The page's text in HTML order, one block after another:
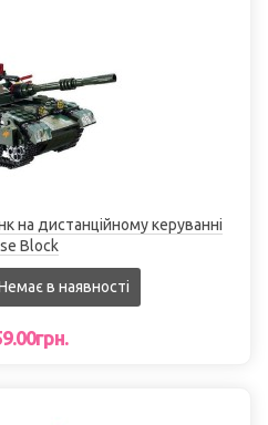
на дистанційному керуванні
Block
в наявності